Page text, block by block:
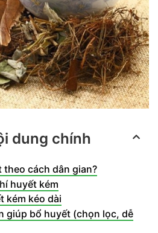
dung chính
theo cách dân gian?
huyết kém
kém kéo dài
giúp bổ huyết (chọn lọc, dễ